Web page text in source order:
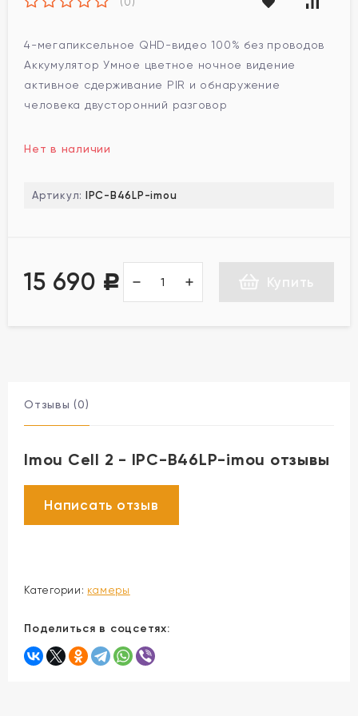
4-мегапиксельное QHD-видео 100% без проводов
Аккумулятор Умное цветное ночное видение
активное сдерживание PIR и обнаружение
человека двусторонний разговор
Нет в наличии
Артикул: IPC-B46LP-imou
15 690 Р Купить
Отзывы (0)
Imou Cell 2 - IPC-B46LP-imou отзывы
Категории: камеры
Поделиться в соцсетях: